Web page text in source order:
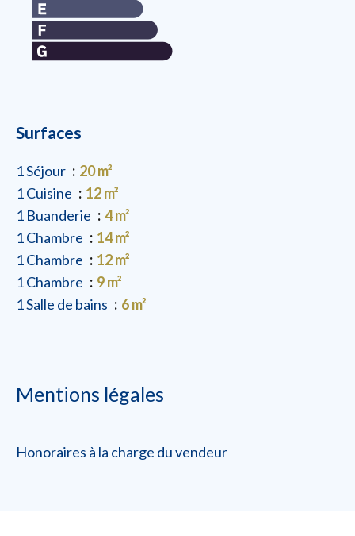
Surfaces
1 Séjour
20 m²
1 Cuisine
12 m²
1 Buanderie
4 m²
1 Chambre
14 m²
1 Chambre
12 m²
1 Chambre
9 m²
1 Salle de bains
6 m²
Mentions légales
Honoraires à la charge du vendeur